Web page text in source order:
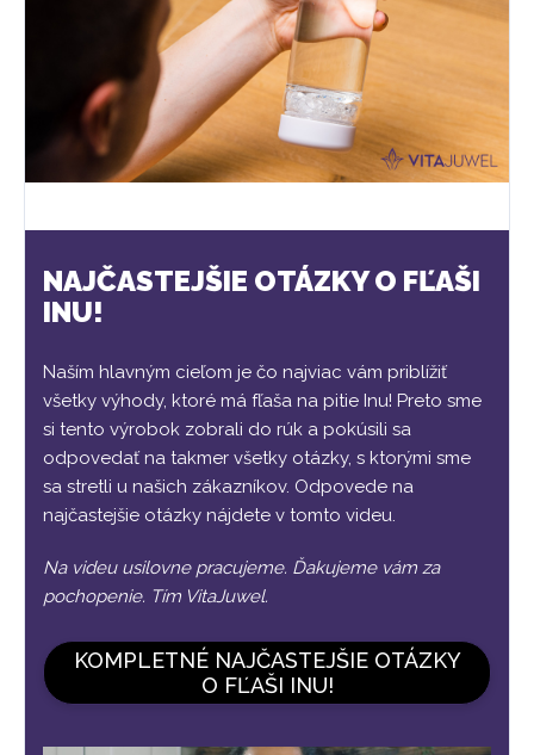
NAJČASTEJŠIE OTÁZKY O FĽAŠI
INU!
Naším hlavným cieľom je čo najviac vám priblížiť
všetky výhody, ktoré má fľaša na pitie Inu! Preto sme
si tento výrobok zobrali do rúk a pokúsili sa
odpovedať na takmer všetky otázky, s ktorými sme
sa stretli u našich zákazníkov. Odpovede na
najčastejšie otázky nájdete v tomto videu.
Na videu usilovne pracujeme. Ďakujeme vám za
pochopenie. Tím VitaJuwel.
KOMPLETNÉ NAJČASTEJŠIE OTÁZKY
O FĽAŠI INU!